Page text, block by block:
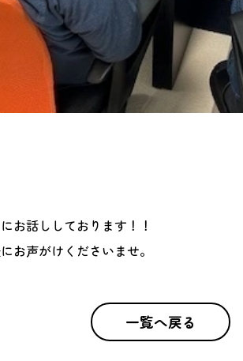
お話ししております！！
お声がけくださいませ。
一覧へ戻る